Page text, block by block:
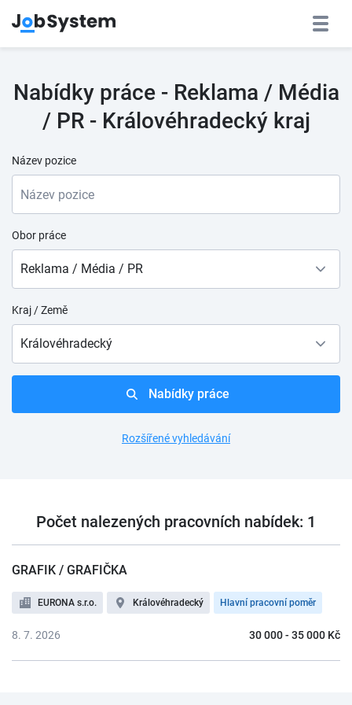
Nabídky práce - Reklama / Média
/ PR - Královéhradecký kraj
Název pozice
Obor práce
Reklama / Média / PR
Kraj / Země
Královéhradecký
Nabídky práce
Rozšířené vyhledávání
Počet nalezených pracovních nabídek: 1
GRAFIK / GRAFIČKA
EURONA s.r.o. Královéhradecký Hlavní pracovní poměr
30 000 - 35 000 Kč
8. 7. 2026